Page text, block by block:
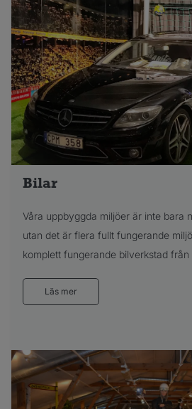
Bilar
Våra uppbyggda miljöer är inte bara
utan det är flera fullt fungerande
komplett fungerande bilverkstad
Läs mer